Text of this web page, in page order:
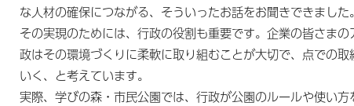
な人材の確保につながる、そういったお話をお聞きできました。
その実現のためには、行政の役割も重要です。企業の皆さま
政はその環境づくりに柔軟に取り組むことが大切で、点での
いく、と考えています。
実際、学びの森・市民公園では、行政が公園のルールや使い